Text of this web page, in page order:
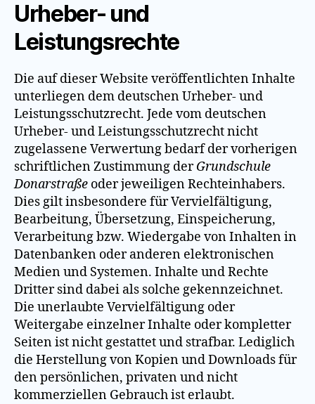
Urheber- und
Leistungsrechte
Die auf dieser Website veröffentlichten Inhalte
unterliegen dem deutschen Urheber- und
Leistungsschutzrecht. Jede vom deutschen
Urheber- und Leistungsschutzrecht nicht
zugelassene Verwertung bedarf der vorherigen
schriftlichen Zustimmung derGrundschule
Donarstraße oder jeweiligen Rechteinhabers.
Dies gilt insbesondere für Vervielfältigung,
Bearbeitung, Übersetzung, Einspeicherung,
Verarbeitung bzw. Wiedergabe von Inhalten in
Datenbanken oder anderen elektronischen
Medien und Systemen. Inhalte und Rechte
Dritter sind dabei als solche gekennzeichnet.
Die unerlaubte Vervielfältigung oder
Weitergabe einzelner Inhalte oder kompletter
Seiten ist nicht gestattet und strafbar. Lediglich
die Herstellung von Kopien und Downloads für
den persönlichen, privaten und nicht
kommerziellen Gebrauch ist erlaubt.